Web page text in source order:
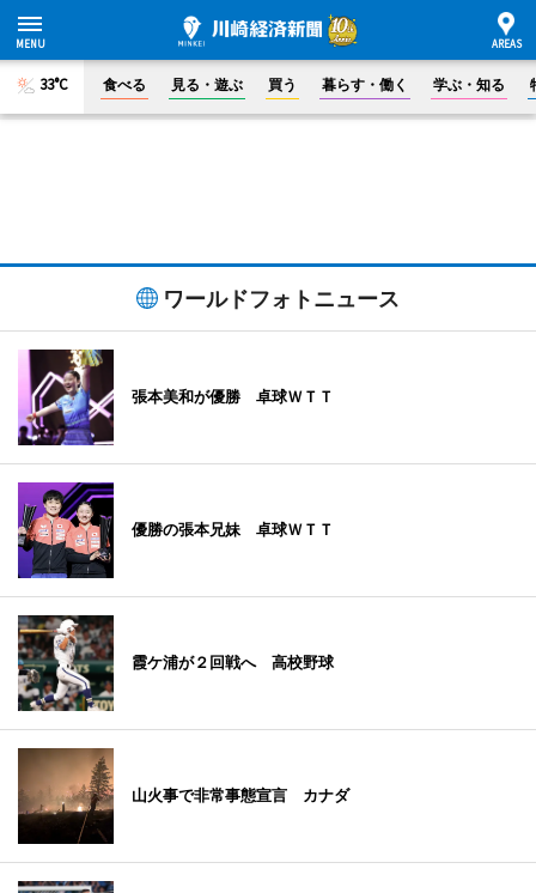
33°C 食べる 見る・遊ぶ 買う 暮らす・働く 学ぶ・知る
ワールドフォトニュース
張本美和が優勝 卓球ＷＴＴ
優勝の張本兄妹 卓球ＷＴＴ
霞ケ浦が２回戦へ 高校野球
山火事で非常事態宣言 カナダ